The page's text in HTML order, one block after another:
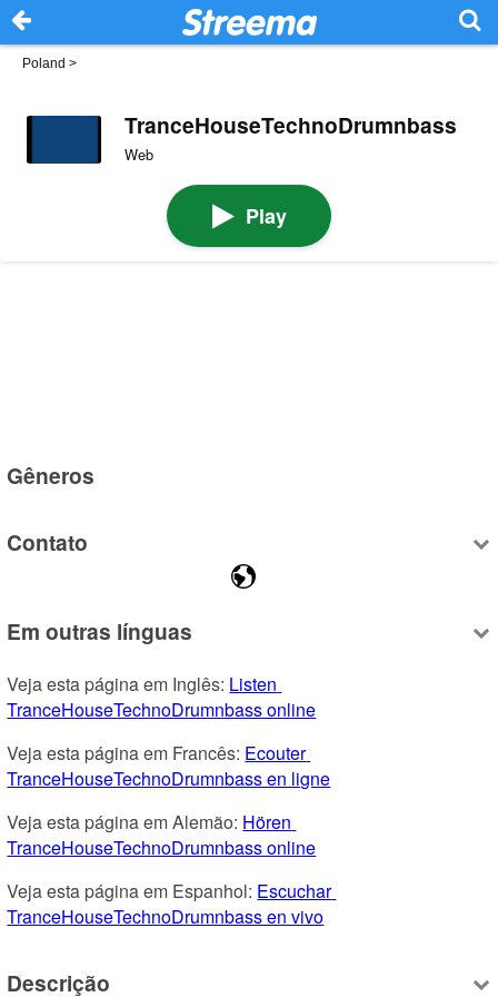
Poland >
TranceHouseTechnoDrumnbass
Web
Play
Gêneros
Contato
Em outras línguas
Veja esta página em Inglês: Listen
TranceHouseTechnoDrumnbass online
Veja esta página em Francês: Ecouter
TranceHouseTechnoDrumnbass en ligne
Veja esta página em Alemão: Hören
TranceHouseTechnoDrumnbass online
Veja esta página em Espanhol: Escuchar
TranceHouseTechnoDrumnbass en vivo
Descrição